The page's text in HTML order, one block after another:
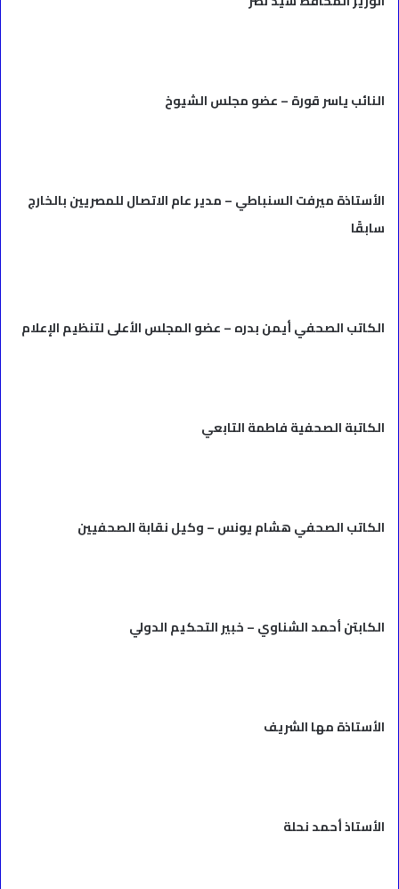
النائب ياسر قورة – عضو مجلس الشيوخ
الأستاذة ميرفت السنباطي – مدير عام الاتصال للمصريين بالخارج
سابقًا
الكاتب الصحفي أيمن بدره – عضو المجلس الأعلى لتنظيم الإعلام
الكاتبة الصحفية فاطمة التابعي
الكاتب الصحفي هشام يونس – وكيل نقابة الصحفيين
الكابتن أحمد الشناوي – خبير التحكيم الدولي
الأستاذة مها الشريف
الأستاذ أحمد نحلة